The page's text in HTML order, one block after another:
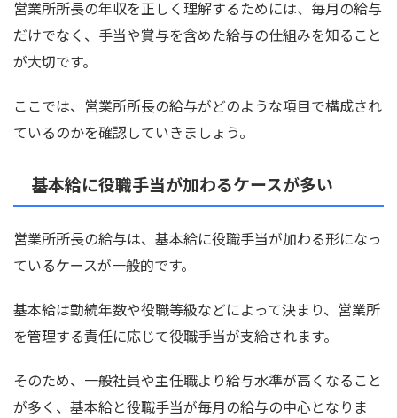
営業所所長の年収を正しく理解するためには、毎月の給与
だけでなく、手当や賞与を含めた給与の仕組みを知ること
が大切です。
ここでは、営業所所長の給与がどのような項目で構成され
ているのかを確認していきましょう。
基本給に役職手当が加わるケースが多い
営業所所長の給与は、基本給に役職手当が加わる形になっ
ているケースが一般的です。
基本給は勤続年数や役職等級などによって決まり、営業所
を管理する責任に応じて役職手当が支給されます。
そのため、一般社員や主任職より給与水準が高くなること
が多く、基本給と役職手当が毎月の給与の中心となりま